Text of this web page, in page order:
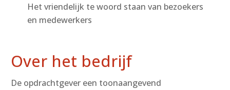
Het vriendelijk te woord staan van bezoekers
en medewerkers
Over het bedrijf
De opdrachtgever een toonaangevend